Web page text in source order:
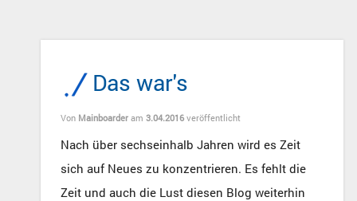
Das war's
Von Mainboarderam 3.04.2016veröffentlicht
Nach über sechseinhalb Jahren wird es Zeit
sich auf Neues zu konzentrieren. Es fehlt die
Zeit und auch die Lust diesen Blog weiterhin